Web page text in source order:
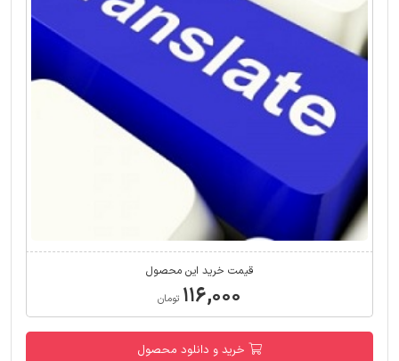
قیمت خرید این محصول
۱۱۶,۰۰۰ تومان
خرید و دانلود محصول